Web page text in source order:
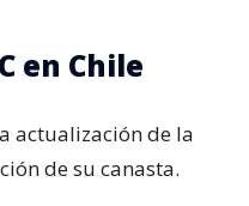
en Chile
actualización de la
de su canasta.